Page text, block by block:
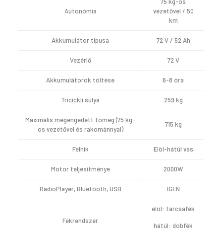
Autonómia
75 kg-os
vezetővel / 50
km
Akkumulátor típusa 72 V / 52 Ah
Vezérlő 72 V
Akkumulátorok töltése 6-8 óra
Tricickli súlya 259 kg
Maximális megengedett tömeg (75 kg-
os vezetővel és rakománnyal)
715 kg
Felnik Elöl-hátúl vas
Motor teljesítménye 2000W
RadioPlayer, Bluetooth, USB IGEN
Fékrendszer
elöl: tárcsafék
hátúl: dobfék